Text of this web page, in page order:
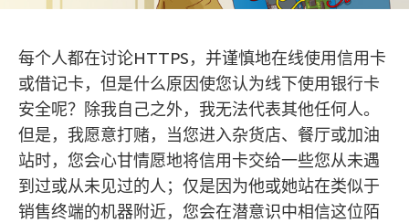
每个人都在讨论HTTPS，并谨慎地在线使用信用卡
或借记卡，但是什么原因使您认为线下使用银行卡
安全呢？除我自己之外，我无法代表其他任何人。
但是，我愿意打赌，当您进入杂货店、餐厅或加油
站时，您会心甘情愿地将信用卡交给一些您从未遇
到过或从未见过的人；仅是因为他或她站在类似于
销售终端的机器附近，您会在潜意识中相信这位陌